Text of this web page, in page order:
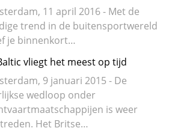
11 april 2016 - Met de
trend in de buitensportwereld
je binnenkort…
vliegt het meest op tijd
9 januari 2015 - De
wedloop onder
is weer
Het Britse…